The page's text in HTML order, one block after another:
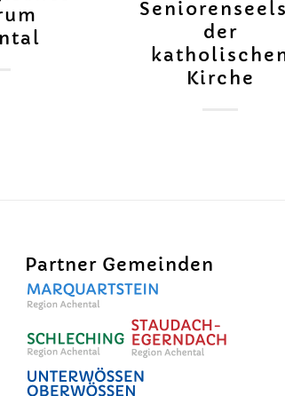
der
Kirche
Partner Gemeinden